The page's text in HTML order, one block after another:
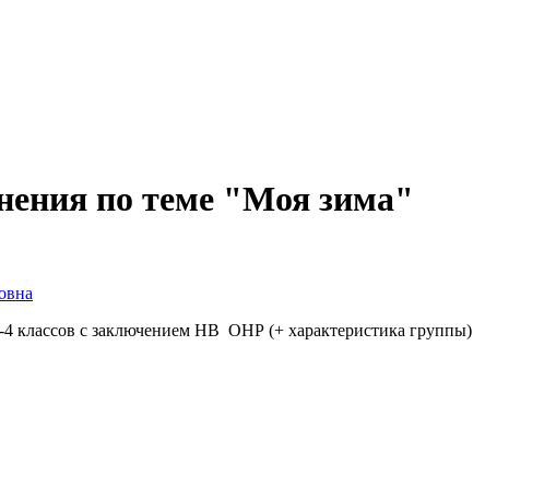
по теме "Моя зима"
классов с заключением НВ ОНР (+ характеристика группы)